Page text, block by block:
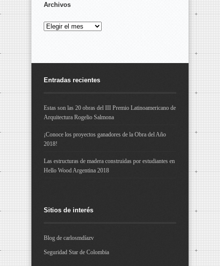
Archivos
Archivos
Entradas recientes
Estas son las 20 obras del III Premio Latinoamericano de
Arquitectura Rogelio Salmona
¡Conoce los proyectos ganadores de la Obra del Año
2018!
Las estructuras de madera construidas por estudiantes en
Hello Wood Argentina 2018
Sitios de interés
Blog de carlosmdíazv
Seguridad Star de Colombia